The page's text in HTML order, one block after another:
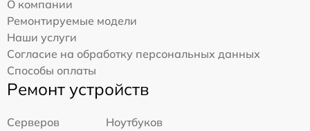
О компании
Ремонтируемые модели
Наши услуги
Согласие на обработку персональных данных
Способы оплаты
Ремонт устройств
Серверов
Ноутбуков